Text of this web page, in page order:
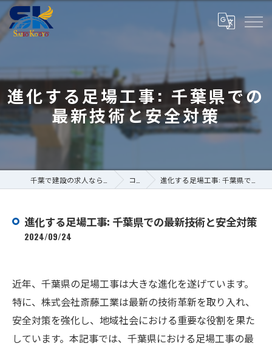
進化する足場工事: 千葉県での
最新技術と安全対策
コラム 進化する足場工事: 千葉県での最新技術と安全対策
進化する足場工事: 千葉県での最新技術と安全対策
2024/09/24
近年、千葉県の足場工事は大きな進化を遂げています。
特に、株式会社斎藤工業は最新の技術革新を取り入れ、
安全対策を強化し、地域社会における重要な役割を果た
しています。本記事では、千葉県における足場工事の最